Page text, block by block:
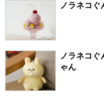
ノラネコ
ゃん